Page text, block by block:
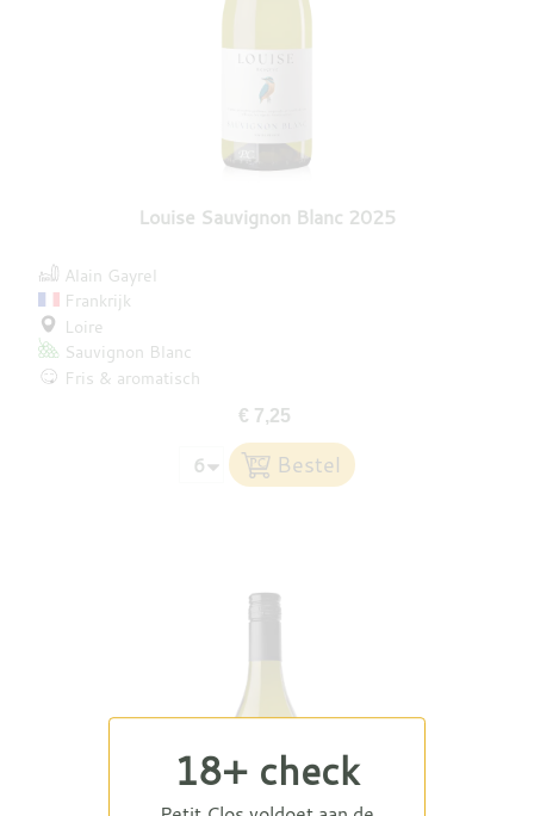
Louise Sauvignon Blanc 2025
Alain Gayrel
Frankrijk
Loire
Sauvignon Blanc
Fris & aromatisch
€ 7,25
18+ check